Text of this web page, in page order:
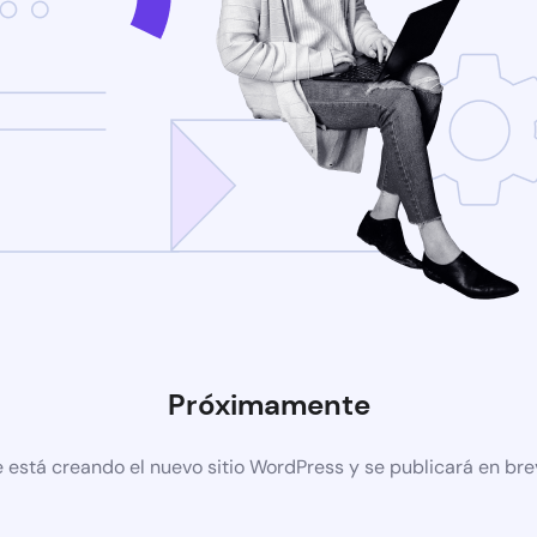
Próximamente
está creando el nuevo sitio WordPress y se publicará en